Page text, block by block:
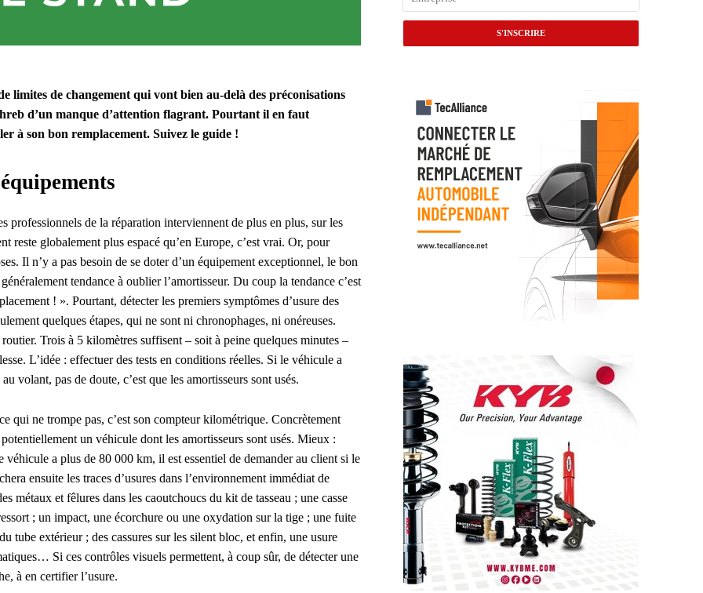
limites de changement qui vont bien au-delà des préconisations
d’un manque d’attention flagrant. Pourtant il en faut
à son bon remplacement. Suivez le guide !
de la réparation interviennent de plus en plus, sur les
reste globalement plus espacé qu’en Europe, c’est vrai. Or, pour
Il n’y a pas besoin de se doter d’un équipement exceptionnel, le bon
tendance à oublier l’amortisseur. Du coup la tendance c’est
! ». Pourtant, détecter les premiers symptômes d’usure des
quelques étapes, qui ne sont ni chronophages, ni onéreuses.
Trois à 5 kilomètres suffisent – soit à peine quelques minutes –
L’idée : effectuer des tests en conditions réelles. Si le véhicule a
volant, pas de doute, c’est que les amortisseurs sont usés.
qui ne trompe pas, c’est son compteur kilométrique. Concrètement
un véhicule dont les amortisseurs sont usés. Mieux :
a plus de 80 000 km, il est essentiel de demander au client si le
ensuite les traces d’usures dans l’environnement immédiat de
métaux et fêlures dans les caoutchoucs du kit de tasseau ; une casse
; un impact, une écorchure ou une oxydation sur la tige ; une fuite
tube extérieur ; des cassures sur les silent bloc, et enfin, une usure
Si ces contrôles visuels permettent, à coup sûr, de détecter une
à en certifier l’usure.